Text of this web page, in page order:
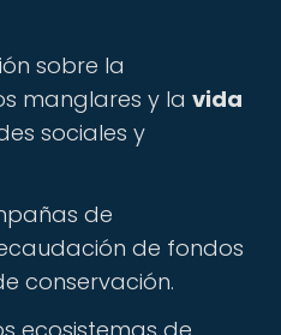
sobre la
manglares y la vida
sociales y
de
de fondos
conservación.